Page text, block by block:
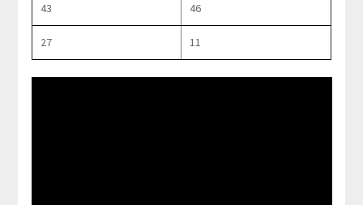
43 46
27 11